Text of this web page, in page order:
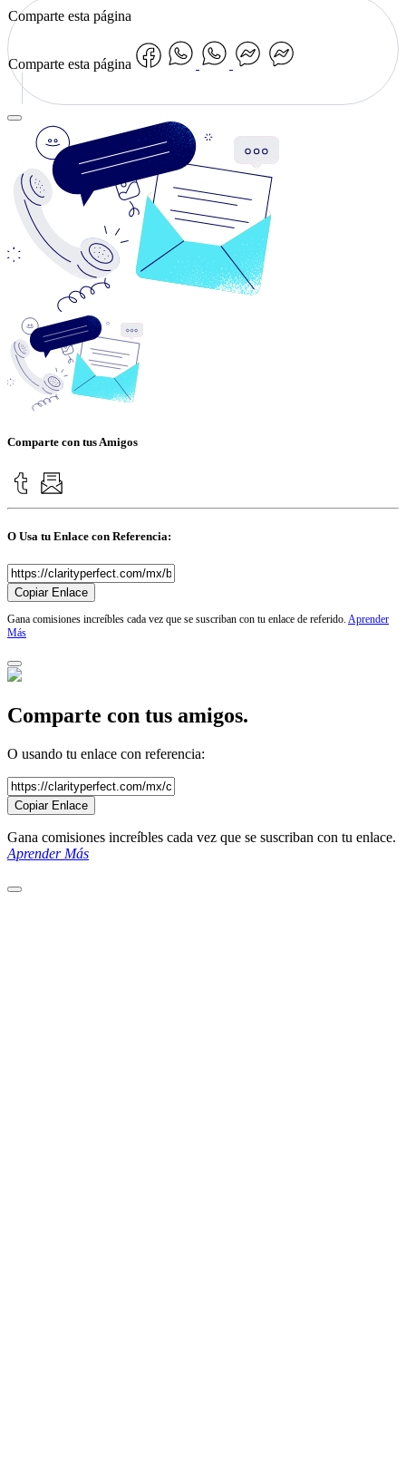
Comparte esta página
Comparte esta página
Comparte con tus Amigos
O Usa tu Enlace con Referencia:
Copiar Enlace
Gana comisiones increíbles cada vez que se suscriban con tu enlace de referido. Aprender
Más
Comparte con tus amigos.
O usando tu enlace con referencia:
Copiar Enlace
Gana comisiones increíbles cada vez que se suscriban con tu enlace.
Aprender Más